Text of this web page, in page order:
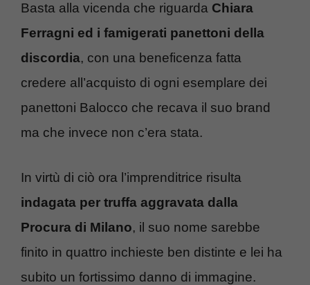
Basta alla vicenda che riguarda Chiara
Ferragni ed i famigerati panettoni della
discordia, con una beneficenza fatta
credere all’acquisto di ogni esemplare dei
panettoni Balocco che recava il suo brand
ma che invece non c’era stata.
In virtù di ciò ora l’imprenditrice risulta
indagata per truffa aggravata dalla
Procura di Milano, il suo nome sarebbe
finito in quattro inchieste ben distinte e lei ha
subito un fortissimo danno di immagine.